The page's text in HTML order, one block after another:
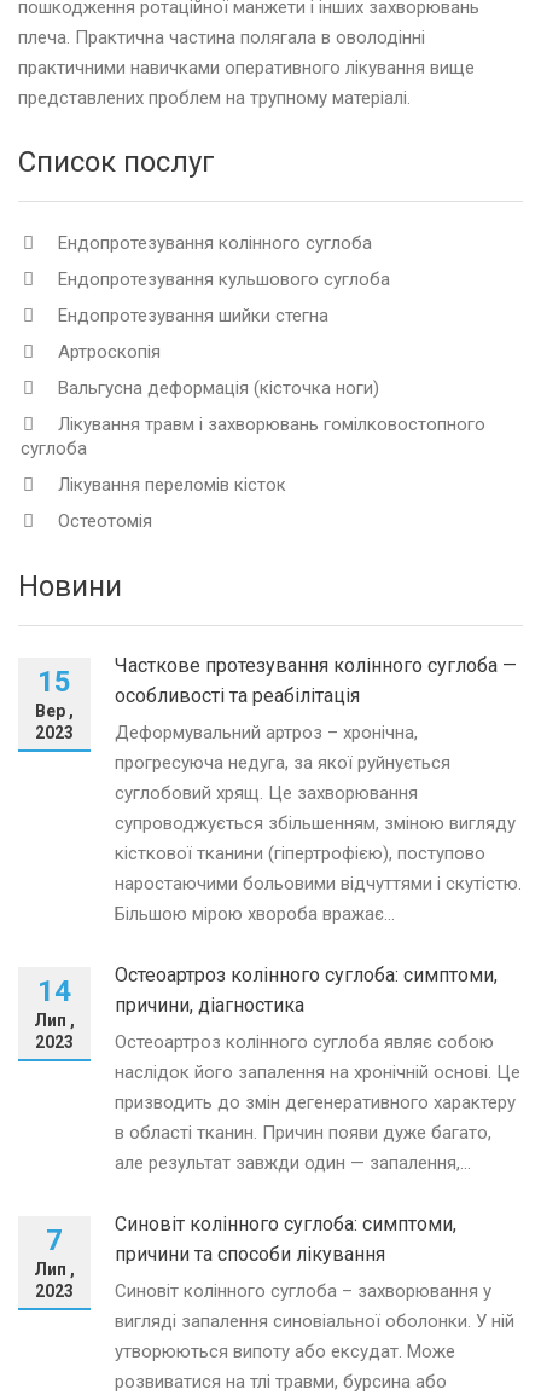
пошкодження ротаційної манжети і інших захворювань
плеча. Практична частина полягала в оволодінні
практичними навичками оперативного лікування вище
представлених проблем на трупному матеріалі.
Список послуг
Ендопротезування колінного суглоба
Ендопротезування кульшового суглоба
Ендопротезування шийки стегна
Артроскопія
Вальгусна деформація (кісточка ноги)
Лікування травм і захворювань гомілковостопного
суглоба
Лікування переломів кісток
Остеотомія
Новини
15
Вер ,
2023
Часткове протезування колінного суглоба —
особливості та реабілітація
Деформувальний артроз – хронічна,
прогресуюча недуга, за якої руйнується
суглобовий хрящ. Це захворювання
супроводжується збільшенням, зміною вигляду
кісткової тканини (гіпертрофією), поступово
наростаючими больовими відчуттями і скутістю.
Більшою мірою хвороба вражає...
14
Лип ,
2023
Остеоартроз колінного суглоба: симптоми,
причини, діагностика
Остеоартроз колінного суглоба являє собою
наслідок його запалення на хронічній основі. Це
призводить до змін дегенеративного характеру
в області тканин. Причин появи дуже багато,
але результат завжди один — запалення,...
7
Лип ,
2023
Синовіт колінного суглоба: симптоми,
причини та способи лікування
Синовіт колінного суглоба – захворювання у
вигляді запалення синовіальної оболонки. У ній
утворюються випоту або ексудат. Може
розвиватися на тлі травми, бурсина або